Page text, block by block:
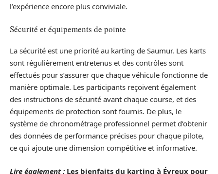
l’expérience encore plus conviviale.
Sécurité et équipements de pointe
La sécurité est une priorité au karting de Saumur. Les karts
sont régulièrement entretenus et des contrôles sont
effectués pour s’assurer que chaque véhicule fonctionne de
manière optimale. Les participants reçoivent également
des instructions de sécurité avant chaque course, et des
équipements de protection sont fournis. De plus, le
système de chronométrage professionnel permet d’obtenir
des données de performance précises pour chaque pilote,
ce qui ajoute une dimension compétitive et informative.
Lire également : Les bienfaits du karting à Évreux pour